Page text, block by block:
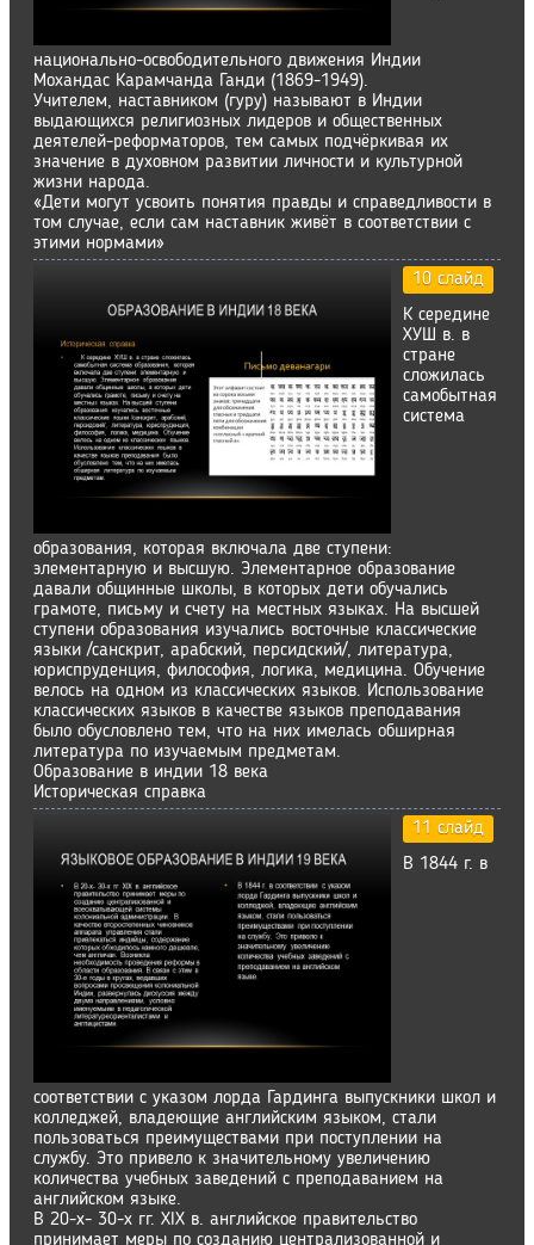
национально-освободительного движения Индии
Мохандас Карамчанда Ганди (1869-1949).
Учителем, наставником (гуру) называют в Индии
выдающихся религиозных лидеров и общественных
деятелей-реформаторов, тем самых подчёркивая их
значение в духовном развитии личности и культурной
жизни народа.
«Дети могут усвоить понятия правды и справедливости в
том случае, если сам наставник живёт в соответствии с
этими нормами»
10 слайд
К середине
ХУШ в. в
стране
сложилась
самобытная
система
образования, которая включала две ступени:
элементарную и высшую. Элементарное образование
давали общинные школы, в которых дети обучались
грамоте, письму и счету на местных языках. На высшей
ступени образования изучались восточные классические
языки /санскрит, арабский, персидский/, литература,
юриспруденция, философия, логика, медицина. Обучение
велось на одном из классических языков. Использование
классических языков в качестве языков преподавания
было обусловлено тем, что на них имелась обширная
литература по изучаемым предметам.
Образование в индии 18 века
Историческая справка
11 слайд
В 1844 г. в
соответствии с указом лорда Гардинга выпускники школ и
колледжей, владеющие английским языком, стали
пользоваться преимуществами при поступлении на
службу. Это привело к значительному увеличению
количества учебных заведений с преподаванием на
английском языке.
В 20-х- 30-х гг. XIX в. английское правительство
принимает меры по созданию централизованной и